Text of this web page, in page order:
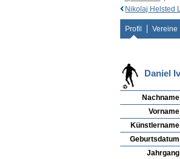
Nikolaj Helsted
Profil Vereine
Daniel
Nachname
Vorname
Künstlername
Geburtsdatum
Jahrgang